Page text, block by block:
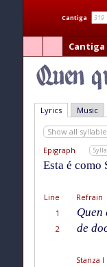
Cantiga
Cantiga
Lyrics Music
Show all
Epigraph
Esta é como
Line Refrain
1
Quen
2
de
Stanza I